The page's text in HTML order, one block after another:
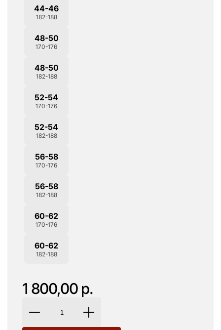
44-46
182-188
48-50
170-176
48-50
182-188
52-54
170-176
52-54
182-188
56-58
170-176
56-58
182-188
60-62
170-176
60-62
182-188
1 800,00 р.